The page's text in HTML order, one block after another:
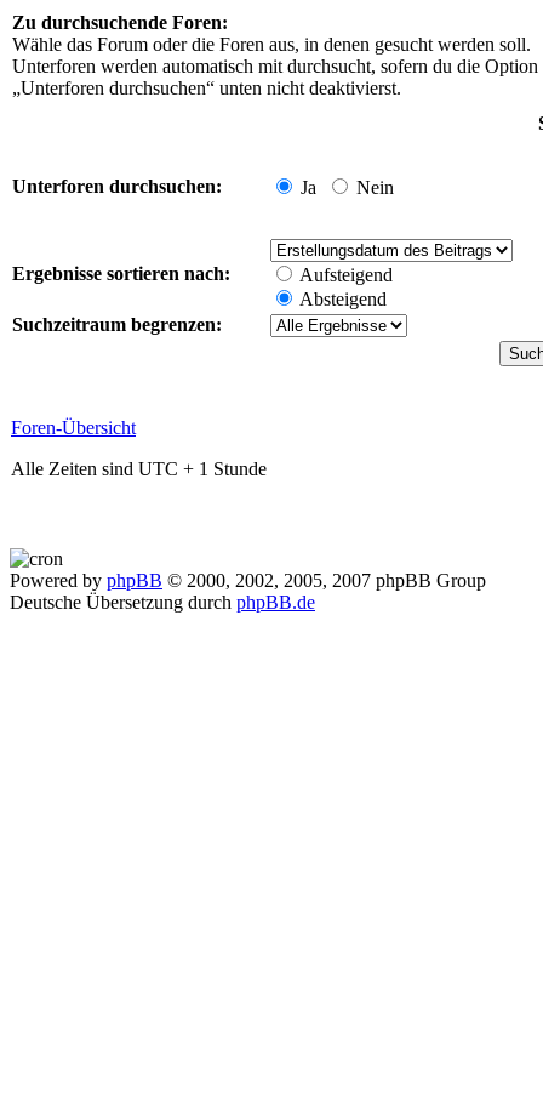
Zu durchsuchende Foren:
Wähle das Forum oder die Foren aus, in denen gesucht werden soll.
Unterforen werden automatisch mit durchsucht, sofern du die Option
„Unterforen durchsuchen“ unten nicht deaktivierst.
Unterforen durchsuchen: Ja Nein
Ergebnisse sortieren nach:
Aufsteigend
Absteigend
Suchzeitraum begrenzen:
Foren-Übersicht
Alle Zeiten sind UTC + 1 Stunde
Powered by phpBB © 2000, 2002, 2005, 2007 phpBB Group
Deutsche Übersetzung durch phpBB.de